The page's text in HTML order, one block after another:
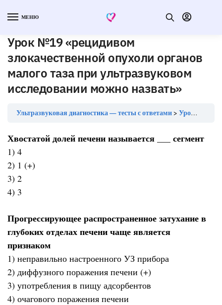
МЕНЮ
Урок №19 «рецидивом
злокачественной опухоли органов
малого таза при ультразвуковом
исследовании можно назвать»
Ультразвуковая диагностика — тесты с ответами Урок №19 «рецидивом злокачественной опухоли органов малого таза при ультразвуковом исследовании можно назвать»
Хвостатой долей печени называется ___ сегмент
1) 4
2) 1 (+)
3) 2
4) 3
Прогрессирующее распространенное затухание в
глубоких отделах печени чаще является
признаком
1) неправильно настроенного УЗ прибора
2) диффузного поражения печени (+)
3) употребления в пищу адсорбентов
4) очагового поражения печени